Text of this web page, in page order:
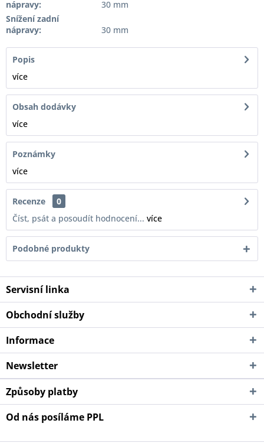
nápravy:
30 mm
Snížení zadní
nápravy:
30 mm
Popis
více
Obsah dodávky
více
Poznámky
více
Recenze
0
Číst, psát a posoudít hodnocení... více
Podobné produkty
Servisní linka
Obchodní služby
Informace
Newsletter
Způsoby platby
Od nás posíláme PPL